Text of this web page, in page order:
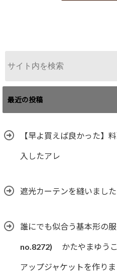
最近の投稿
【早よ買えば良かった】
入したアレ
遮光カーテンを縫いました
誰にでも似合う基本形の
no.8272) かたやまゆう
アップジャケットを作り